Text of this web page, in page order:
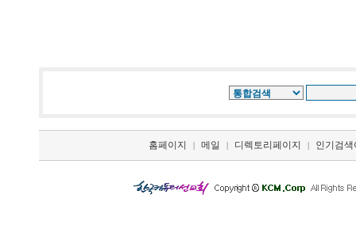
홈페이지 | 메일 | 디렉토리페이지 | 인기검색